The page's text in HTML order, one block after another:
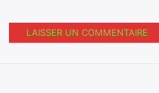
LAISSER UN COMMENTAIRE